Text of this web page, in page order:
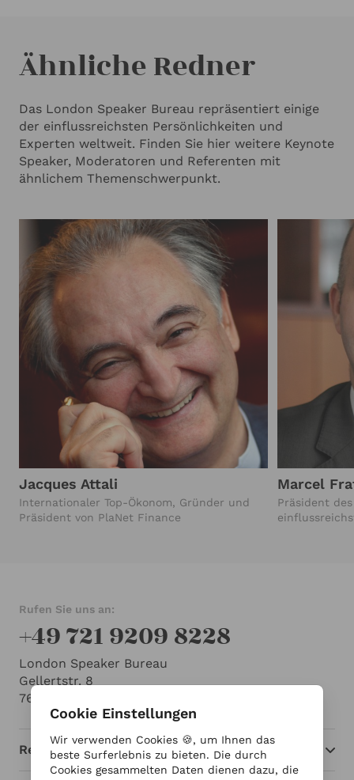
Ähnliche Redner
Das London Speaker Bureau repräsentiert einige
der einflussreichsten Persönlichkeiten und
Experten weltweit. Finden Sie hier weitere Keynote
Speaker, Moderatoren und Referenten mit
ähnlichem Themenschwerpunkt.
Jacques Attali
Internationaler Top-Ökonom, Gründer und
Präsident von PlaNet Finance
Marcel
Präsident
Rufen Sie uns an:
+49 721 9209 8228
London Speaker Bureau
Gellertstr. 8
76185 Karlsruhe
Redner
Cookie Einstellungen
Wir verwenden Cookies 🍪, um Ihnen das
beste Surferlebnis zu bieten. Die durch
Cookies gesammelten Daten dienen dazu, die